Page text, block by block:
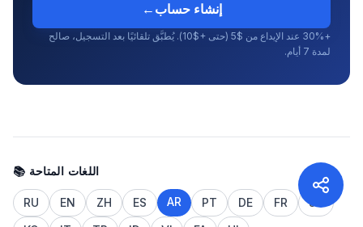
إنشاء حساب ←
+30% عند الإيداع من $5 (حتى +$10). يُطبَّق تلقائيًا بعد التسجيل، صالح
لمدة 7 أيام.
📚 اللغات المتاحة
RU EN ZH ES AR PT DE FR
JA